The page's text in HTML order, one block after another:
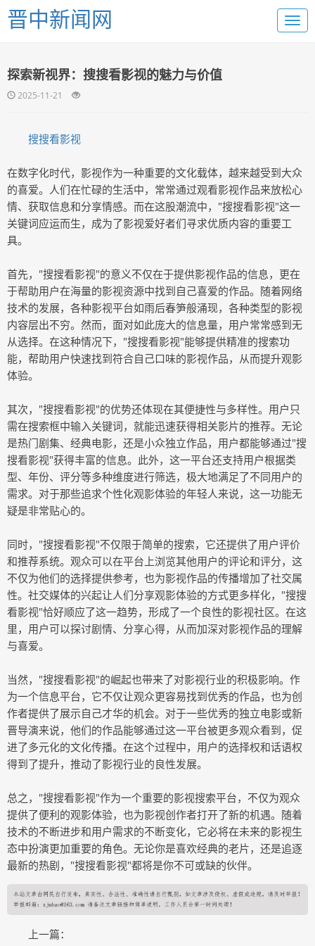
晋中新闻网
探索新视界：搜搜看影视的魅力与价值
2025-11-21
搜搜看影视
在数字化时代，影视作为一种重要的文化载体，越来越受到大众
的喜爱。人们在忙碌的生活中，常常通过观看影视作品来放松心
情、获取信息和分享情感。而在这股潮流中，"搜搜看影视"这一
关键词应运而生，成为了影视爱好者们寻求优质内容的重要工
具。
首先，"搜搜看影视"的意义不仅在于提供影视作品的信息，更在
于帮助用户在海量的影视资源中找到自己喜爱的作品。随着网络
技术的发展，各种影视平台如雨后春笋般涌现，各种类型的影视
内容层出不穷。然而，面对如此庞大的信息量，用户常常感到无
从选择。在这种情况下，"搜搜看影视"能够提供精准的搜索功
能，帮助用户快速找到符合自己口味的影视作品，从而提升观影
体验。
其次，"搜搜看影视"的优势还体现在其便捷性与多样性。用户只
需在搜索框中输入关键词，就能迅速获得相关影片的推荐。无论
是热门剧集、经典电影，还是小众独立作品，用户都能够通过"搜
搜看影视"获得丰富的信息。此外，这一平台还支持用户根据类
型、年份、评分等多种维度进行筛选，极大地满足了不同用户的
需求。对于那些追求个性化观影体验的年轻人来说，这一功能无
疑是非常贴心的。
同时，"搜搜看影视"不仅限于简单的搜索，它还提供了用户评价
和推荐系统。观众可以在平台上浏览其他用户的评论和评分，这
不仅为他们的选择提供参考，也为影视作品的传播增加了社交属
性。社交媒体的兴起让人们分享观影体验的方式更多样化，"搜搜
看影视"恰好顺应了这一趋势，形成了一个良性的影视社区。在这
里，用户可以探讨剧情、分享心得，从而加深对影视作品的理解
与喜爱。
当然，"搜搜看影视"的崛起也带来了对影视行业的积极影响。作
为一个信息平台，它不仅让观众更容易找到优秀的作品，也为创
作者提供了展示自己才华的机会。对于一些优秀的独立电影或新
晋导演来说，他们的作品能够通过这一平台被更多观众看到，促
进了多元化的文化传播。在这个过程中，用户的选择权和话语权
得到了提升，推动了影视行业的良性发展。
总之，"搜搜看影视"作为一个重要的影视搜索平台，不仅为观众
提供了便利的观影体验，也为影视创作者打开了新的机遇。随着
技术的不断进步和用户需求的不断变化，它必将在未来的影视生
态中扮演更加重要的角色。无论你是喜欢经典的老片，还是追逐
最新的热剧，"搜搜看影视"都将是你不可或缺的伙伴。
上一篇：